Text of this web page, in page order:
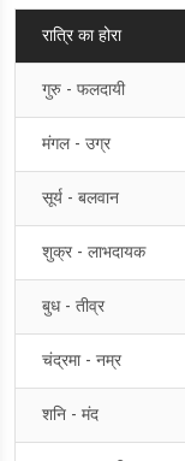
रात्रि का होरा
गुरु - फलदायी
मंगल - उग्र
सूर्य - बलवान
शुक्र - लाभदायक
बुध - तीव्र
चंद्रमा - नम्र
शनि - मंद